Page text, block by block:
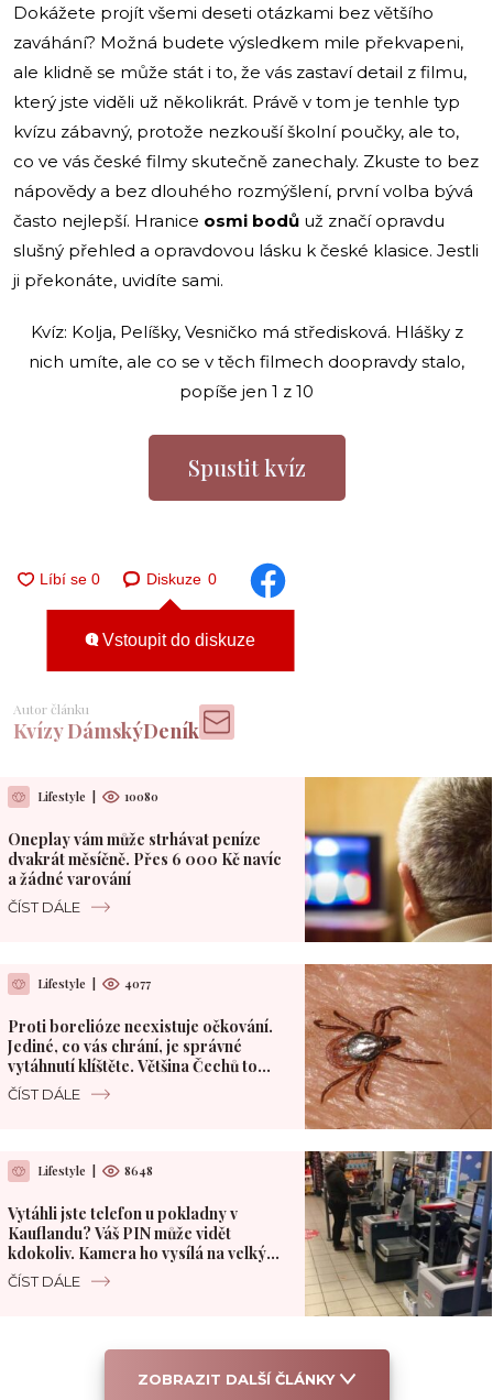
Dokážete projít všemi deseti otázkami bez většího
zaváhání? Možná budete výsledkem mile překvapeni,
ale klidně se může stát i to, že vás zastaví detail z filmu,
který jste viděli už několikrát. Právě v tom je tenhle typ
kvízu zábavný, protože nezkouší školní poučky, ale to,
co ve vás české filmy skutečně zanechaly. Zkuste to bez
nápovědy a bez dlouhého rozmýšlení, první volba bývá
často nejlepší. Hranice osmi bodů už značí opravdu
slušný přehled a opravdovou lásku k české klasice. Jestli
ji překonáte, uvidíte sami.
Kvíz: Kolja, Pelíšky, Vesničko má středisková. Hlášky z
nich umíte, ale co se v těch filmech doopravdy stalo,
popíše jen 1 z 10
Spustit kvíz
Diskuze 0
Vstoupit do diskuze
Autor článku
Kvízy DámskýDeník
Lifestyle 10080
Oneplay vám může strhávat peníze
dvakrát měsíčně. Přes 6 000 Kč navíc
a žádné varování
ČÍST DÁLE
Lifestyle 4077
Proti borelióze neexistuje očkování.
Jediné, co vás chrání, je správné
vytáhnutí klíštěte. Většina Čechů to
dělá špatně
ČÍST DÁLE
Lifestyle 8648
Vytáhli jste telefon u pokladny v
Kauflandu? Váš PIN může vidět
kdokoliv. Kamera ho vysílá na velký
monitor
ČÍST DÁLE
ZOBRAZIT DALŠÍ ČLÁNKY